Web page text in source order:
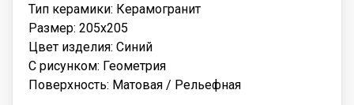
Тип керамики: Керамогранит
Размер: 205x205
Цвет изделия: Синий
С рисунком: Геометрия
Поверхность: Матовая / Рельефная